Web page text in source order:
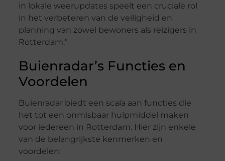
in lokale weerupdates speelt een cruciale rol
in het verbeteren van de veiligheid en
planning van zowel bewoners als reizigers in
Rotterdam.”
Buienradar’s Functies en
Voordelen
Buienradar biedt een scala aan functies die
het tot een onmisbaar hulpmiddel maken
voor iedereen in Rotterdam. Hier zijn enkele
van de belangrijkste kenmerken en
voordelen: